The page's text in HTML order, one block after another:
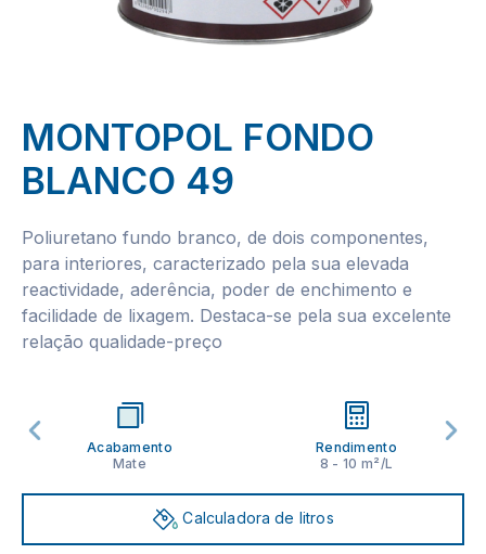
MONTOPOL FONDO
BLANCO 49
Poliuretano fundo branco, de dois componentes,
para interiores, caracterizado pela sua elevada
reactividade, aderência, poder de enchimento e
facilidade de lixagem. Destaca-se pela sua excelente
relação qualidade-preço
Acabamento
Mate
Rendimento
8 - 10 m²/L
Calculadora de litros